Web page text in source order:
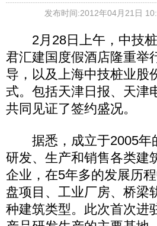
发布时间:2012年04月21日
2月28日上午，中技桩
君汇建国度假酒店隆重举
导，以及上海中技桩业股
式。包括天津日报、天津
共同见证了签约盛况。
据悉，成立于2005年
研发、生产和销售各类建
企业，在5年多的发展历
盘项目、工业厂房、桥梁
种建筑类型。此次首次进